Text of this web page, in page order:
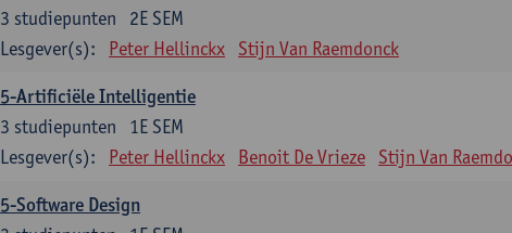
2E SEM
3 studiepunten
Lesgever(s):
Peter Hellinckx Stijn Van Raemdonck
5-Artificiële Intelligentie
1E SEM
3 studiepunten
Lesgever(s):
Peter Hellinckx Benoit De Vrieze Stijn Van
5-Software Design